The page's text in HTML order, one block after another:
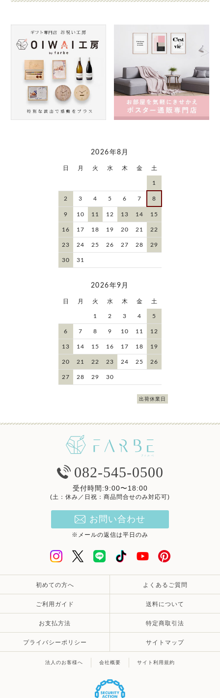
2026年8月
日 月 火 水 木 金 土
1
2 3 4 5 6 7 8
9 10 11 12 13 14 15
16 17 18 19 20 21 22
23 24 25 26 27 28 29
30 31
2026年9月
日 月 火 水 木 金 土
1 2 3 4 5
6 7 8 9 10 11 12
13 14 15 16 17 18 19
20 21 22 23 24 25 26
27 28 29 30
出荷休業日
082-545-0500
受付時間:9:00〜18:00
(土：休み／日祝：商品問合せのみ対応可)
お問い合わせ
※メールの返信は平日のみ
初めての方へ よくあるご質問
ご利用ガイド 送料について
お支払方法 特定商取引法
プライバシーポリシー サイトマップ
法人のお客様へ 会社概要 サイト利用規約